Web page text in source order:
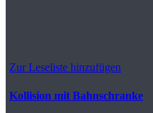
Zur Leseliste hinzufügen
Kollision mit Bahnschranke